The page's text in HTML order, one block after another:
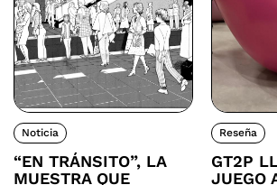
Noticia
“EN TRÁNSITO”, LA
MUESTRA QUE
Reseña
GT2P
JUEGO